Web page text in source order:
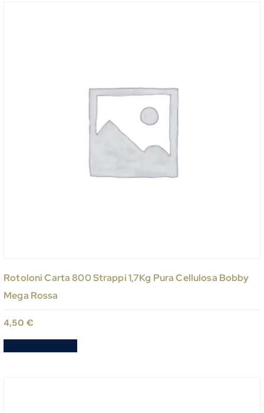
Rotoloni Carta 800 Strappi 1,7Kg Pura Cellulosa Bobby
Mega Rossa
4,50 €